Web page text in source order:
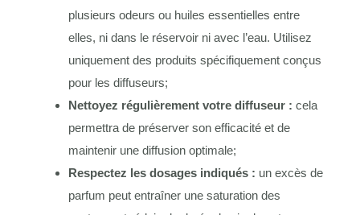
plusieurs odeurs ou huiles essentielles entre
elles, ni dans le réservoir ni avec l’eau. Utilisez
uniquement des produits spécifiquement conçus
pour les diffuseurs;
Nettoyez régulièrement votre diffuseur : cela
permettra de préserver son efficacité et de
maintenir une diffusion optimale;
Respectez les dosages indiqués : un excès de
parfum peut entraîner une saturation des